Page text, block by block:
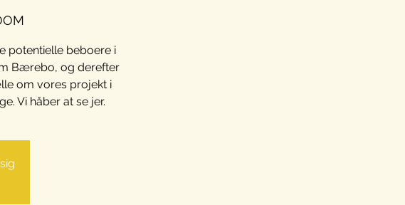
potentielle beboere i
Bærebo, og derefter
om vores projekt i
Vi håber at se jer.